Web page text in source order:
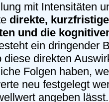
mit Intensitäten
direkte,
und die
ein dringender
diese direkten
Folgen haben,
neu festgelegt
angeben